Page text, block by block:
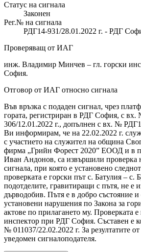
Статус на сигнала
Законен
Рег.№ на сигнала
РДГ14-931/28.01.2022 г. - РДГ
Проверяващ от ИАГ
инж. Владимир Минчев – гл. горски
София.
Отговор от ИАГ относно сигнала
Във връзка с подаден сигнал, чрез
гората, регистриран в РДГ София, с
306/12.01.2022 г., допълнен с вх. №
Ви информирам, че на 22.02.2022 г.
с участието на служител на община
фирма „Грийн Форест 2020” ЕООД и в
Иван Андонов, са извършили проверка
сигнала, при която е установено
проверката е горски път с. Батулия – с.
подотделите, гравитиращи с пътя, не е
дърводобив. Пътя е в добро състояние
установени нарушения по Закона за
актове по прилагането му. Проверката
инспектор при РДГ София. Съставен е
№ 011037/22.02.2022 г. За резултатите
уведомен сигналоподателя.